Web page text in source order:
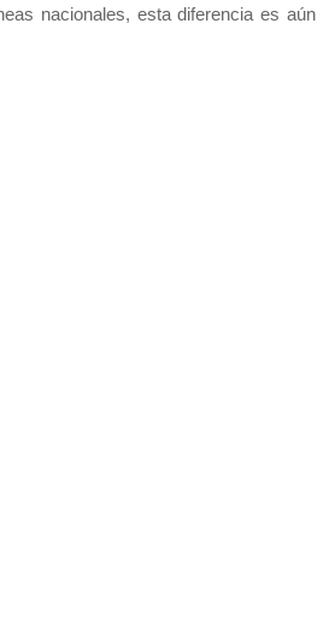
nacionales, esta diferencia es aún